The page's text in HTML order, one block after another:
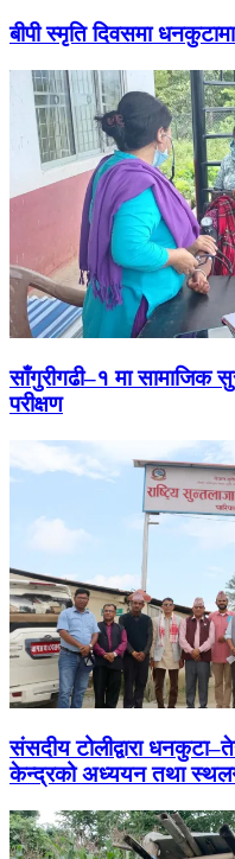
बीपी स्मृति दिवसमा
साँगुरीगढी–१ मा सामाजिक
परीक्षण
संसदीय टोलीद्वारा
केन्द्रको अध्ययन तथा